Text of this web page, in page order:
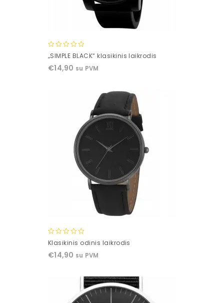
0
of
„SIMPLE BLACK“ klasikinis laikrodis
€14,90 su PVM
0
of
Klasikinis odinis laikrodis
€14,90 su PVM